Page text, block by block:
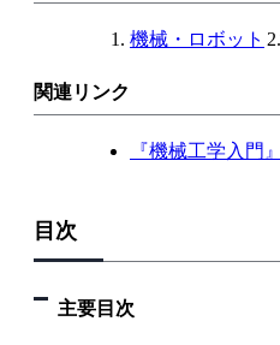
機械・ロボット
関連リンク
『機械工学入門
目次
主要目次